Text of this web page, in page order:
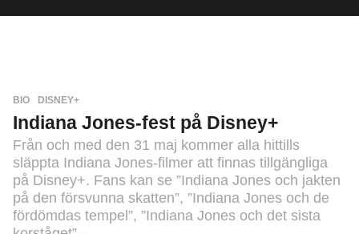
A
BIO ,DISNEY+
Indiana Jones-fest på Disney+
Från och med den 31 maj kommer alla hittills
släppta Indiana Jones-filmer att finnas tillgängliga
på Disney+. Fans kan se ”Indiana Jones och jakten
på den försvunna skatten”, ”Indiana Jones och de
fördömdas tempel”, ”Indiana Jones och det sista